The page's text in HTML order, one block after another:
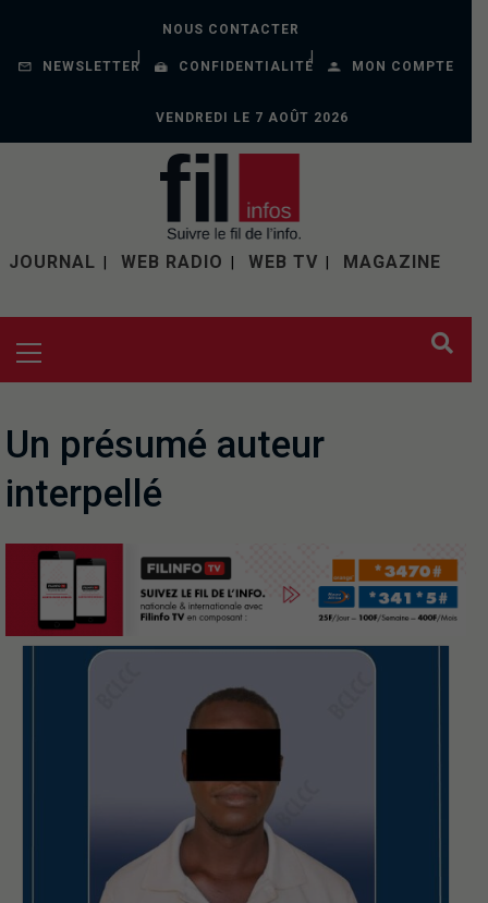
NOUS CONTACTER
NEWSLETTER CONFIDENTIALITÉ MON COMPTE
VENDREDI LE 7 AOÛT 2026
JOURNAL WEB RADIO WEB TV MAGAZINE
Un présumé auteur
interpellé